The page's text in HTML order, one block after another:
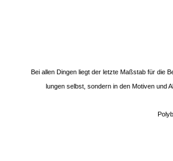
Bei allen Dingen liegt der letzte Maßstab für die
lungen selbst, sondern in den Motiven und